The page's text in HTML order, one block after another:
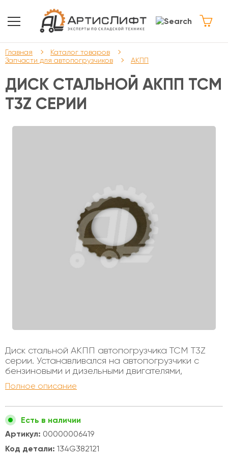
Главная
Каталог товаров
Запчасти для автопогрузчиков
АКПП
ДИСК СТАЛЬНОЙ АКПП TCM
T3Z СЕРИИ
Диск стальной АКПП автопогрузчика TCM T3Z
серии. Устанавливался на автопогрузчики с
бензиновыми и дизельными двигателями,
грузоподъемностью от 1 до 3х тонн. Внутренний
диаметр - 80мм Внешний диаметр - 132мм
Полное описание
Есть в наличии
Артикул: 00000006419
Код детали: 134G382121